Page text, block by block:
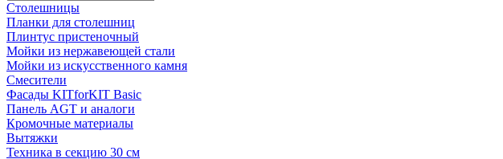
Столешницы
Планки для столешниц
Плинтус пристеночный
Мойки из нержавеющей стали
Мойки из искусственного камня
Смесители
Фасады KITforKIT Basic
Панель AGT и аналоги
Кромочные материалы
Вытяжки
Техника в секцию 30 см